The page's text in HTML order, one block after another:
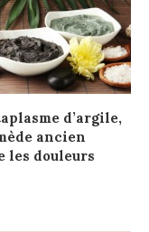
d’argile,
ancien
les douleurs